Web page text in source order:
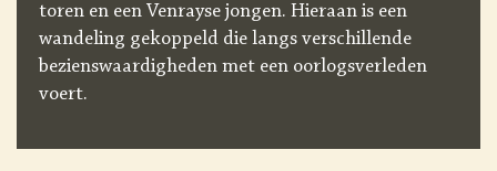
toren en een Venrayse jongen. Hieraan is een
wandeling gekoppeld die langs verschillende
bezienswaardigheden met een oorlogsverleden
voert.